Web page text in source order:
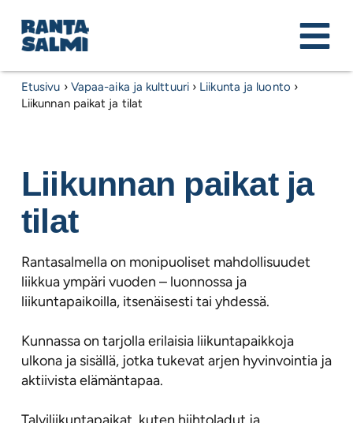
Etusivu › Vapaa-aika ja kulttuuri› Liikunta ja luonto ›
Liikunnan paikat ja tilat
Liikunnan paikat ja
tilat
Rantasalmella on monipuoliset mahdollisuudet
liikkua ympäri vuoden – luonnossa ja
liikuntapaikoilla, itsenäisesti tai yhdessä.
Kunnassa on tarjolla erilaisia liikuntapaikkoja
ulkona ja sisällä, jotka tukevat arjen hyvinvointia ja
aktiivista elämäntapaa.